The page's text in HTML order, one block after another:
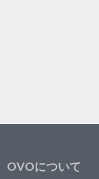
OVOについて